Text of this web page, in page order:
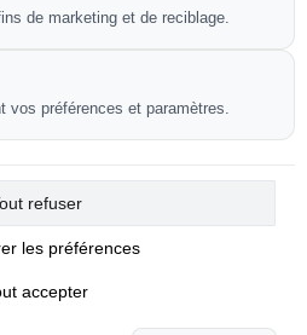
de marketing et de reciblage.
vos préférences et paramètres.
refuser
les préférences
accepter